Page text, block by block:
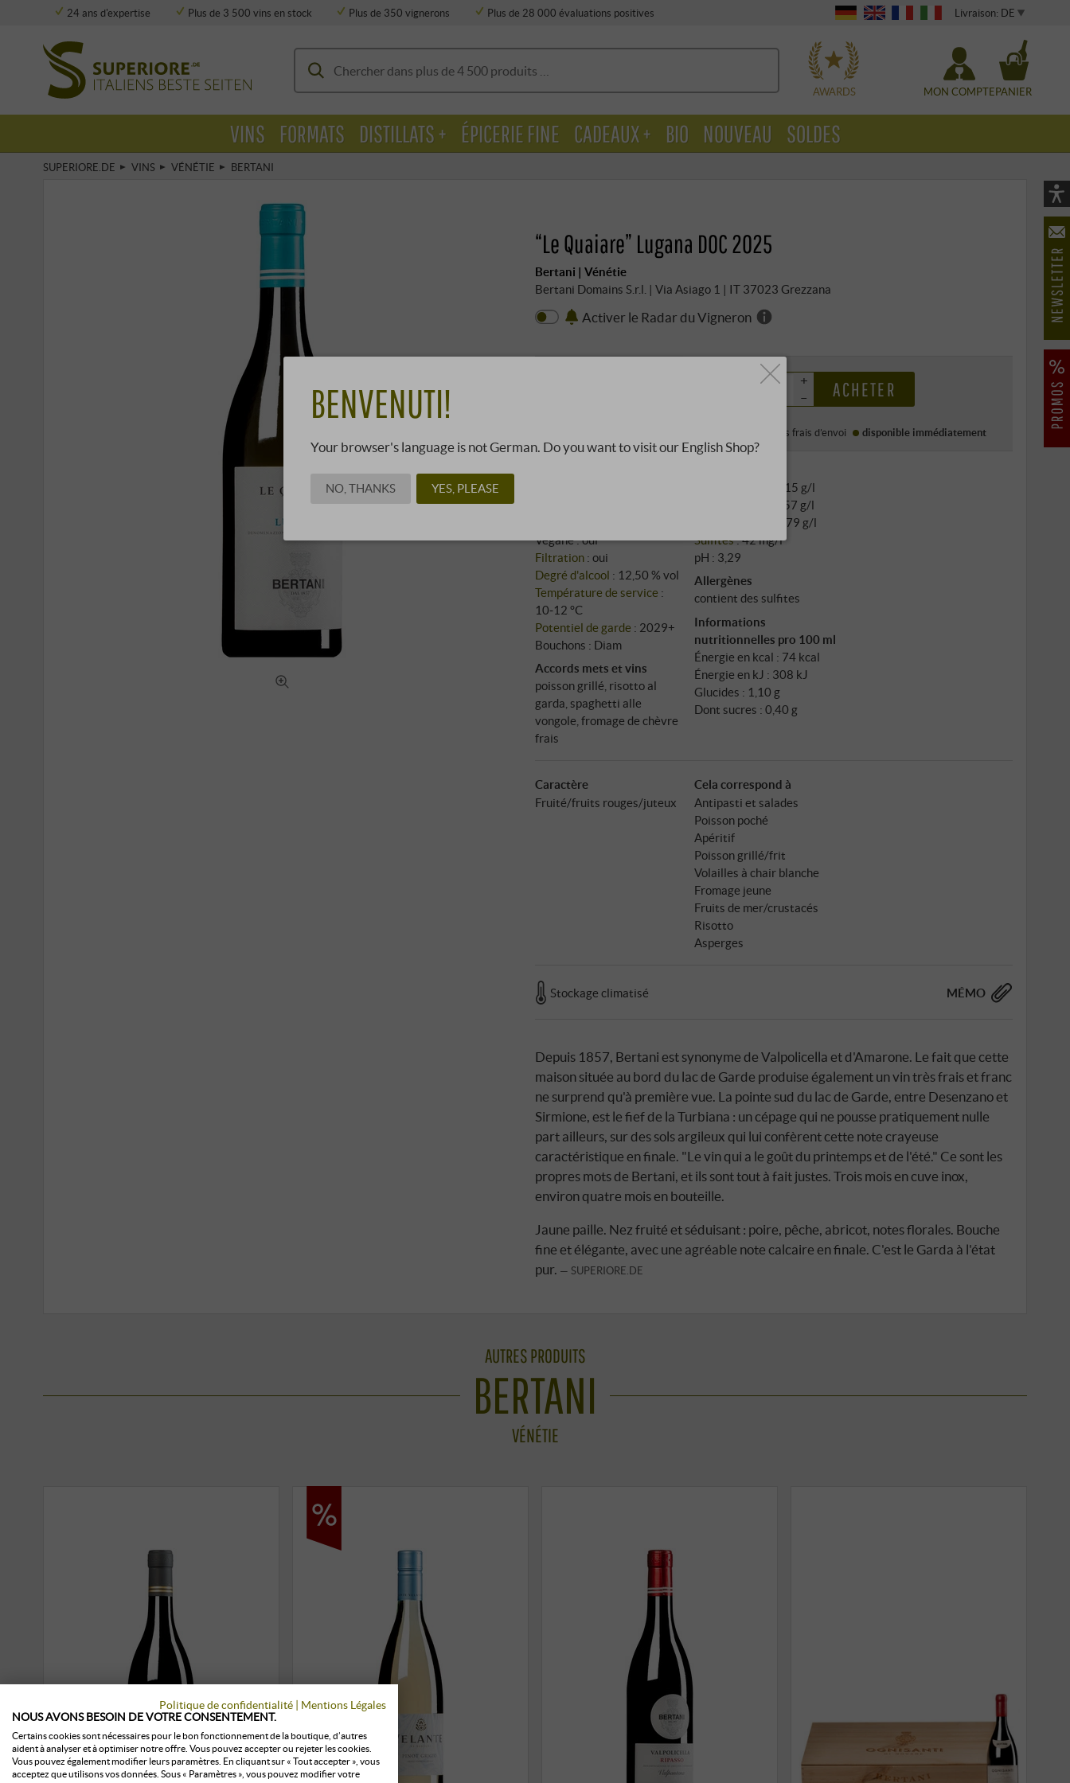
24 ans d'expertise Plus de 3 500 vins en stock Plus de 350 vignerons
Plus de 28 000 évaluations positives
WÄHLEN Livraison: DE
AWARDS MON COMPTEPANIER
SUPERIORE.DE VINS VÉNÉTIE BERTANI
“Le Quaiare” Lugana DOC 2025
Bertani | Vénétie
Bertani Domains S.r.l. | Via Asiago 1 | IT 37023 Grezzana
Activer le Radar du Vigneron
+
–
ACHETER
, plusfrais d’envoi disponible immédiatement
Végane : oui
Filtration : oui
Degré d'alcool : 12,50 % vol
Température de service :
10‑12 °C
Potentiel de garde : 2029+
Bouchons : Diam
Accords mets et vins
poisson grillé, risotto al
garda, spaghetti alle
vongole, fromage de chèvre
frais
: 22,15 g/l
: 5,57 g/l
: 3,79 g/l
Sulfites: 42 mg/l
pH : 3,29
Allergènes
contient des sulfites
Informations
nutritionnelles pro 100 ml
Énergie en kcal : 74 kcal
Énergie en kJ : 308 kJ
Glucides : 1,10 g
Dont sucres : 0,40 g
Caractère
Fruité/fruits rouges/juteux
Cela correspond à
Antipasti et salades
Poisson poché
Apéritif
Poisson grillé/frit
Volailles à chair blanche
Fromage jeune
Fruits de mer/crustacés
Risotto
Asperges
Stockage climatisé MÉMO
Depuis 1857, Bertani est synonyme de Valpolicella et d'Amarone. Le fait que cette
maison située au bord du lac de Garde produise également un vin très frais et franc
ne surprend qu'à première vue. La pointe sud du lac de Garde, entre Desenzano et
Sirmione, est le fief de la Turbiana : un cépage qui ne pousse pratiquement nulle
part ailleurs, sur des sols argileux qui lui confèrent cette note crayeuse
caractéristique en finale. "Le vin qui a le goût du printemps et de l'été." Ce sont les
propres mots de Bertani, et ils sont tout à fait justes. Trois mois en cuve inox,
environ quatre mois en bouteille.
Jaune paille. Nez fruité et séduisant : poire, pêche, abricot, notes florales. Bouche
fine et élégante, avec une agréable note calcaire en finale. C'est le Garda à l'état
pur.
SUPERIORE.DE
AUTRES PRODUITS
BERTANI
VÉNÉTIE
VINS FORMATS DISTILLATS + ÉPICERIE FINE CADEAUX + BIO NOUVEAU SOLDES
BENVENUTI!
Your browser's language is not German. Do you want to visit our English Shop?
NO, THANKS YES, PLEASE
Politique de confidentialité | Mentions Légales
NOUS AVONS BESOIN DE VOTRE CONSENTEMENT.
Certains cookies sont nécessaires pour le bon fonctionnement de la boutique, d’autres
aident à analyser et à optimiser notre offre. Vous pouvez accepter ou rejeter les cookies.
Vous pouvez également modifier leurs paramètres. En cliquant sur « Tout accepter », vous
acceptez que utilisons vos données. Sous « Paramètres », vous pouvez modifier votre